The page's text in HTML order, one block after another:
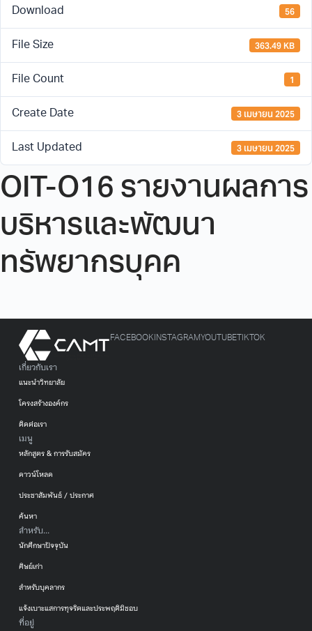
Download 56
File Size 363.49 KB
File Count 1
Create Date 3 เมษายน 2025
Last Updated 3 เมษายน 2025
OIT-O16 รายงานผลการ
บริหารและพัฒนา
ทรัพยากรบุคค
เกี่ยวกับเรา
แนะนำวิทยาลัย
โครงสร้างองค์กร
ติดต่อเรา
เมนู
หลักสูตร & การรับสมัคร
ดาวน์โหลด
ประชาสัมพันธ์ / ประกาศ
ค้นหา
สำหรับ...
นักศึกษาปัจจุบัน
ศิษย์เก่า
สำหรับบุคลากร
แจ้งเบาะแสการทุจริตและประพฤติมิชอบ
ที่อยู่
FACEBOOK INSTAGRAMYOUTUBETIKTOK